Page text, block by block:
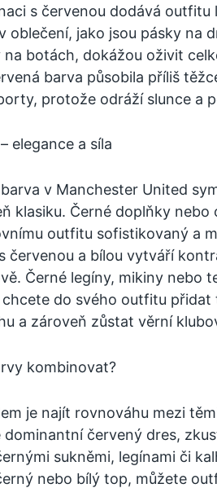
s červenou dodává outfitu
oblečení, jako jsou pásky na
na botách, dokážou oživit
barva působila příliš
protože odráží slunce a
elegance a síla
v Manchester United
klasiku. Černé doplňky nebo
outfitu sofistikovaný a
červenou a bílou vytváří
Černé legíny, mikiny nebo
do svého outfitu přidat
a zároveň zůstat věrní
kombinovat?
je najít rovnováhu mezi
dominantní červený dres,
sukněmi, legínami či
nebo bílý top, můžete